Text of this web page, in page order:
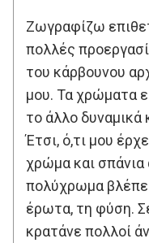
Ζωγραφίζω
πολλές
του κάρβουνου
μου. Τα χρώματα
το άλλο δυναμικά
Έτσι, ό,τι μου
χρώμα και
πολύχρωμα
έρωτα, τη φύση.
κρατάνε πολλοί